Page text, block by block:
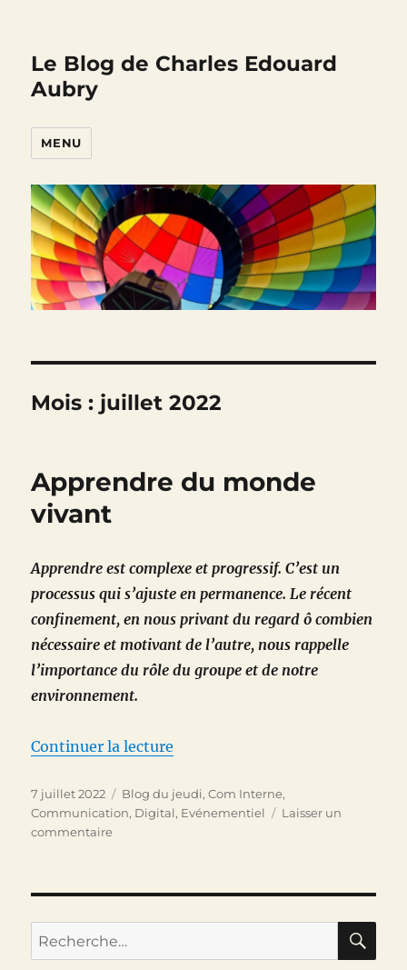
Le Blog de Charles Edouard
Aubry
MENU
Mois : juillet 2022
Apprendre du monde
vivant
Apprendre est complexe et progressif. C’est un
processus qui s’ajuste en permanence. Le récent
confinement, en nous privant du regard ô combien
nécessaire et motivant de l’autre, nous rappelle
l’importance du rôle du groupe et de notre
environnement.
Continuer la lecture
Publié
le
7 juillet 2022 Catégories
Blog du jeudi,Com Interne,
Communication, Digital, Evénementiel
Laisser un
commentairesur
Recherche
pour :